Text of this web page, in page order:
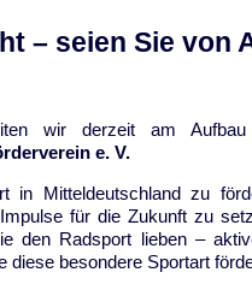
– seien Sie von
wir derzeit am
e. V.
in Mitteldeutschland zu
für die Zukunft zu
den Radsport lieben –
diese besondere Sportart